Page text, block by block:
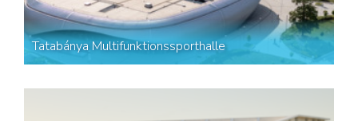
Tatabánya Multifunktionssporthalle